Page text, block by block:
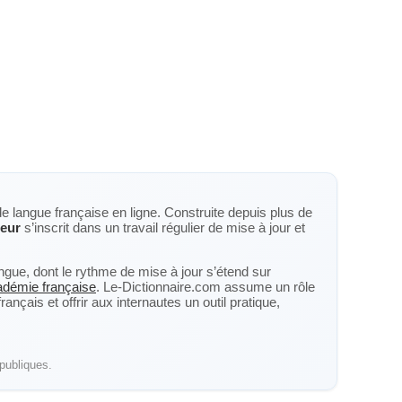
langue française en ligne. Construite depuis plus de
s’inscrit dans un travail régulier de mise à jour et
dont le rythme de mise à jour s’étend sur
française. Le-Dictionnaire.com assume un rôle
et offrir aux internautes un outil pratique,